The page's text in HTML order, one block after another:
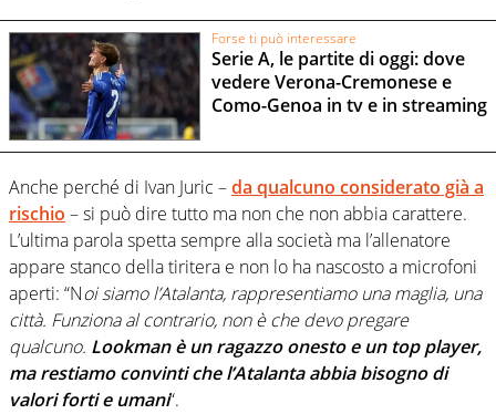
Forse ti può interessare
Serie A, le partite di oggi: dove
vedere Verona-Cremonese e
Como-Genoa in tv e in streaming
Anche perché di Ivan Juric –da qualcuno considerato già a
rischio – si può dire tutto ma non che non abbia carattere.
L’ultima parola spetta sempre alla società ma l’allenatore
appare stanco della tiritera e non lo ha nascosto a microfoni
aperti: “Noi siamo l’Atalanta, rappresentiamo una maglia, una
città. Funziona al contrario, non è che devo pregare
qualcuno. Lookman è un ragazzo onesto e un top player,
ma restiamo convinti che l’Atalanta abbia bisogno di
valori forti e umani“.